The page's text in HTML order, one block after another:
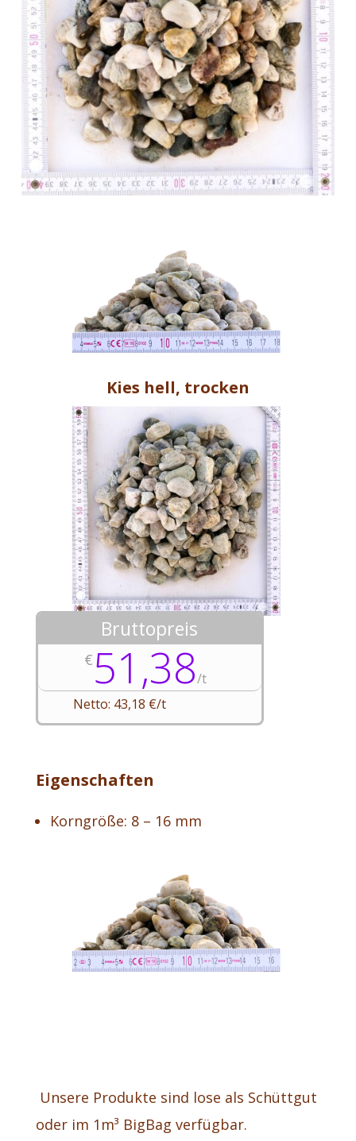
Kies hell, trocken
Bruttopreis
€51,38/t
Netto: 43,18 €/t
Eigenschaften
Korngröße: 8 – 16 mm
Unsere Produkte sind lose als Schüttgut
oder im 1m³ BigBag verfügbar.